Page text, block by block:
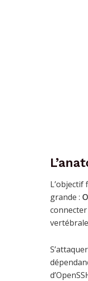
L’objectif
grande :